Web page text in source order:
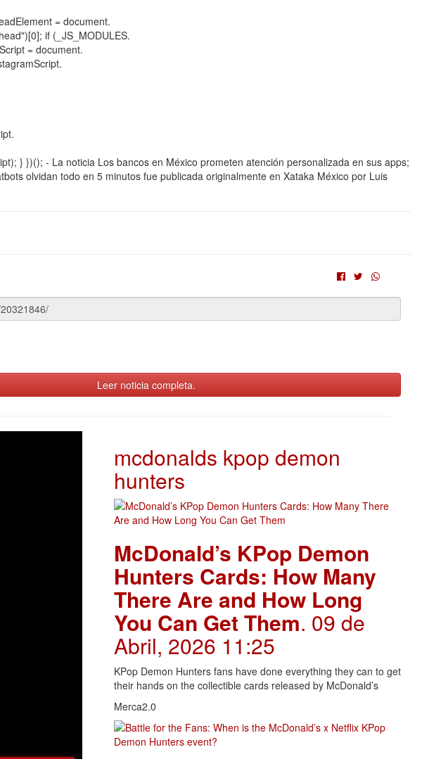
= document.
if (_JS_MODULES.
= document.
} })(); - La noticia Los bancos en México prometen atención personalizada en sus apps;
olvidan todo en 5 minutos fue publicada originalmente en Xataka México por Luis
Leer noticia completa.
mcdonalds kpop demon
hunters
McDonald’s KPop Demon
Hunters Cards: How Many
There Are and How Long
You Can Get Them. 09 de
Abril, 2026 11:25
KPop Demon Hunters fans have done everything they can to get
their hands on the collectible cards released by McDonald’s
Merca2.0